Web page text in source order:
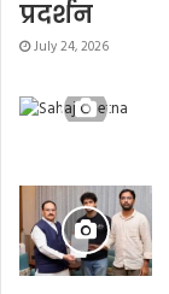
प्रदर्शन
July 24, 2026